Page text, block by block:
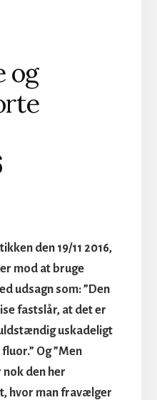
og
den 19/11 2016,
mod at bruge
udsagn som: ”Den
fastslår, at det er
uskadeligt
Og ”Men
den her
hvor man fravælger